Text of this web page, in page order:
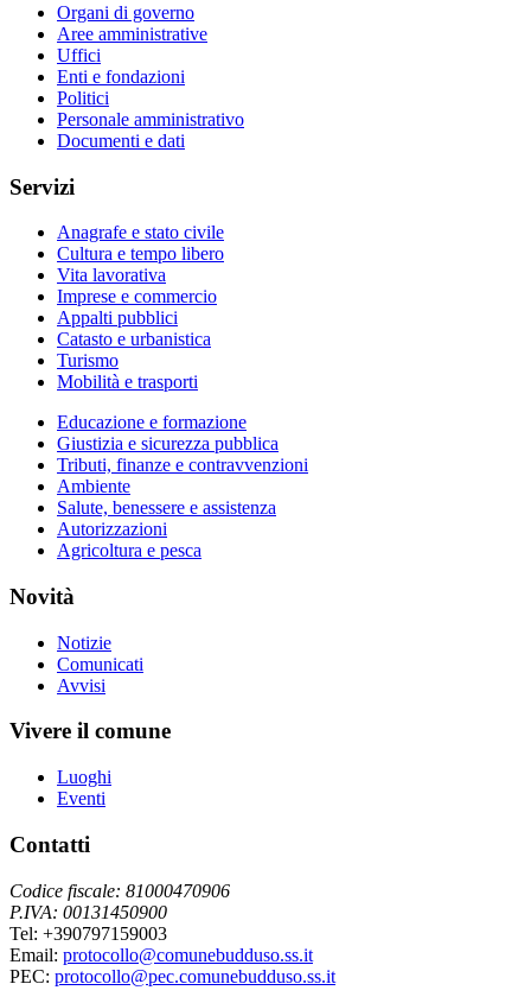
Organi di governo
Aree amministrative
Uffici
Enti e fondazioni
Politici
Personale amministrativo
Documenti e dati
Servizi
Anagrafe e stato civile
Cultura e tempo libero
Vita lavorativa
Imprese e commercio
Appalti pubblici
Catasto e urbanistica
Turismo
Mobilità e trasporti
Educazione e formazione
Giustizia e sicurezza pubblica
Tributi, finanze e contravvenzioni
Ambiente
Salute, benessere e assistenza
Autorizzazioni
Agricoltura e pesca
Novità
Notizie
Comunicati
Avvisi
Vivere il comune
Luoghi
Eventi
Contatti
Codice fiscale: 81000470906
P.IVA: 00131450900
Tel: +390797159003
Email: protocollo@comunebudduso.ss.it
PEC: protocollo@pec.comunebudduso.ss.it